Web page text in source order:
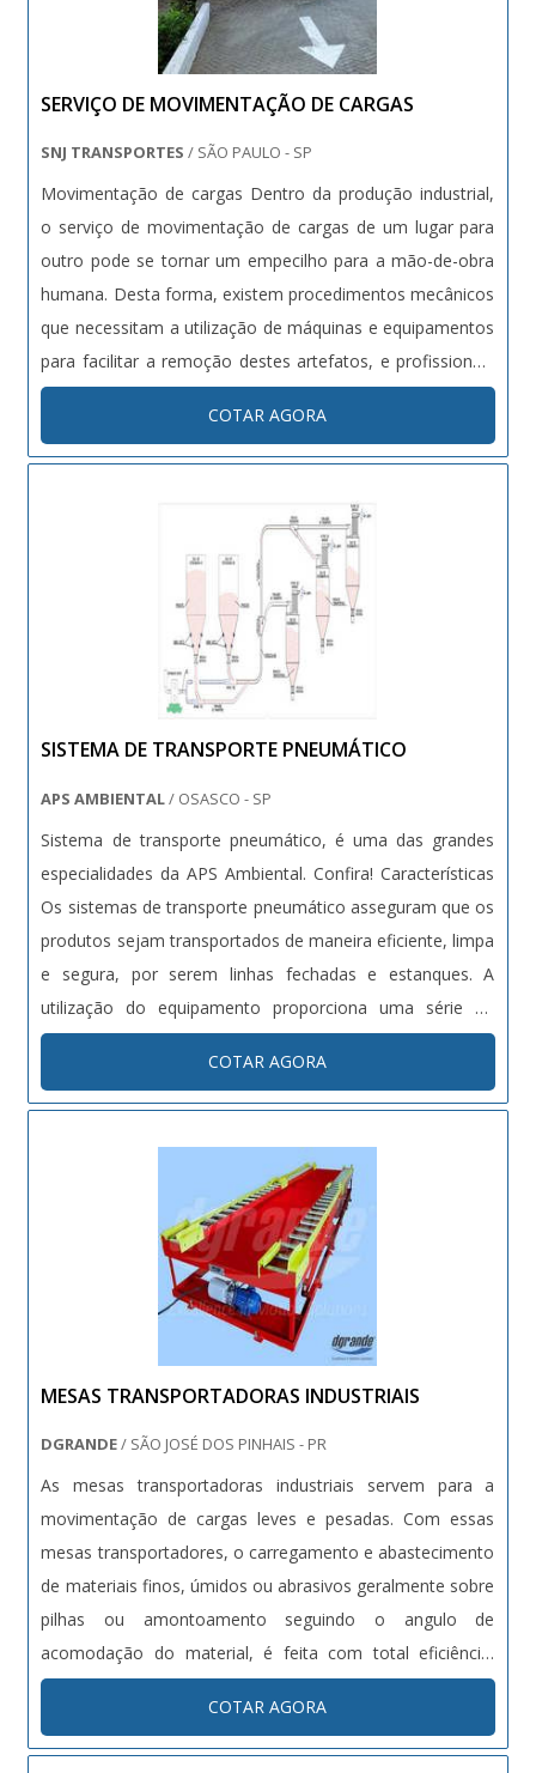
SERVIÇO DE MOVIMENTAÇÃO DE CARGAS
SNJ TRANSPORTES / SÃO PAULO - SP
Movimentação de cargas Dentro da produção industrial,
o serviço de movimentação de cargas de um lugar para
outro pode se tornar um empecilho para a mão-de-obra
humana. Desta forma, existem procedimentos mecânicos
que necessitam a utilização de máquinas e equipamentos
para facilitar a remoção destes artefatos, e profissionais
totalmente capacitados e especializados para remover
peças de grande ou pequeno porte, utilizando os
acessórios corret....
COTAR AGORA
SISTEMA DE TRANSPORTE PNEUMÁTICO
APS AMBIENTAL/ OSASCO - SP
Sistema de transporte pneumático, é uma das grandes
especialidades da APS Ambiental. Confira! Características
Os sistemas de transporte pneumático asseguram que os
produtos sejam transportados de maneira eficiente, limpa
e segura, por serem linhas fechadas e estanques. A
utilização do equipamento proporciona uma série de
vantagens, tais como: - Aumento da produtividade
diminuindo as perdas de matéria prima; - Redução da
mão de obra de oper....
COTAR AGORA
MESAS TRANSPORTADORAS INDUSTRIAIS
DGRANDE/ SÃO JOSÉ DOS PINHAIS - PR
As mesas transportadoras industriais servem para a
movimentação de cargas leves e pesadas. Com essas
mesas transportadores, o carregamento e abastecimento
de materiais finos, úmidos ou abrasivos geralmente sobre
pilhas ou amontoamento seguindo o angulo de
acomodação do material, é feita com total eficiência!
Características As mesas transportadoras possuem duas
funções básicas: - Melhorar a ergonomia; - Aumentar a
produtividade. E....
COTAR AGORA